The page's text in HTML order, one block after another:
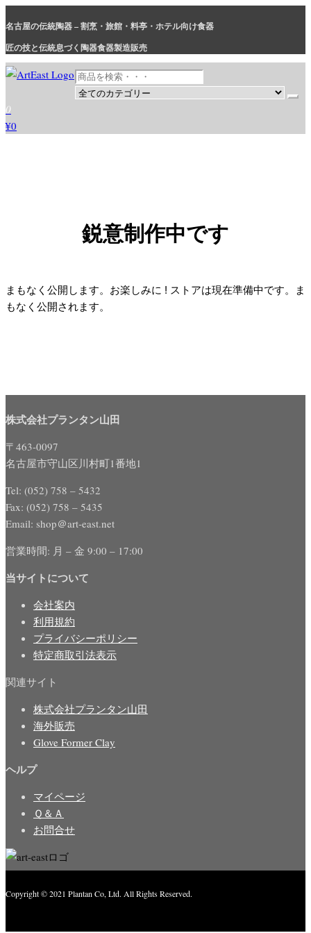
ン
テ
ン
ツ
ス
キ
名古屋の伝統陶器 – 割烹・旅館・料亭・ホテル向け食器
匠の技と伝統息づく陶器食器製造販売
和食器・洋食器通販｜割烹・旅館・料亭・ホテル等業務用卸販売
業務用から個人用まで、おしゃれでかわいい和食器・洋食器はま
とめ買いがお得です。
0
¥0
鋭意制作中です
まもなく公開します。お楽しみに ! ストアは現在準備中です。ま
もなく公開されます。
株式会社プランタン山田
〒463-0097
名古屋市守山区川村町1番地1
Tel: (052) 758 – 5432
Fax: (052) 758 – 5435
Email: shop＠art-east.net
営業時間: 月 – 金 9:00 – 17:00
当サイトについて
会社案内
利用規約
プライバシーポリシー
特定商取引法表示
関連サイト
株式会社プランタン山田
海外販売
Glove Former Clay
ヘルプ
マイページ
Ｑ＆Ａ
お問合せ
Copyright © 2021 Plantan Co, Ltd. All Rights Reserved.